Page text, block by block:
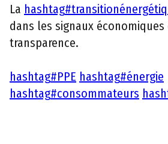
La hashtag#
dans les signaux
transparence.
hashtag#PPE hashtag#énergie
hashtag#consommateurs